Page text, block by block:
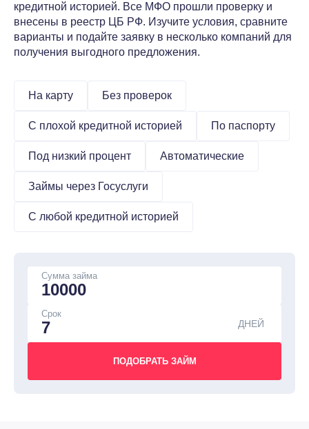
кредитной историей. Все МФО прошли проверку и
внесены в реестр ЦБ РФ. Изучите условия, сравните
варианты и подайте заявку в несколько компаний для
получения выгодного предложения.
На карту Без проверок
С плохой кредитной историей По паспорту
Под низкий процент Автоматические
Займы через Госуслуги
С любой кредитной историей
Сумма займа
Срок
ДНЕЙ